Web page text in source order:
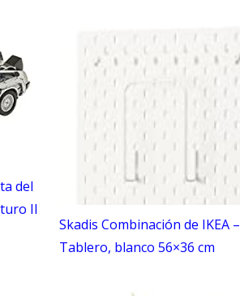
del
II
Skadis Combinación de IKEA –
Tablero, blanco 56×36 cm